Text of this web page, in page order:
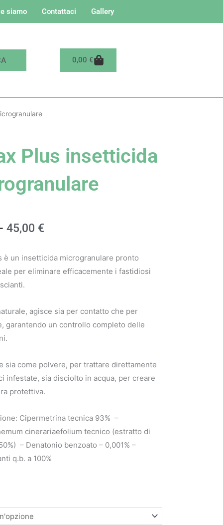
siamo Contattaci Gallery
0,00 €Carrello
Plus insetticida
- 45,00 €Fascia
prezzo:
9,50 €
a
è un insetticida microgranulare pronto
per eliminare efficacemente i fastidiosi
agisce sia per contatto che per
garantendo un controllo completo delle
sia come polvere, per trattare direttamente
infestate, sia disciolto in acqua, per creare
protettiva.
Cipermetrina tecnica 93% –
cinerariaefolium tecnico (estratto di
– Denatonio benzoato – 0,001% –
q.b. a 100%